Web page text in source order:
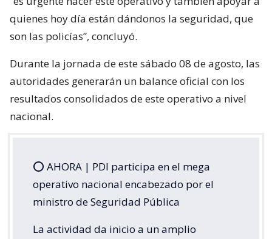
quienes hoy día están dándonos la seguridad, que
son las policías”, concluyó.
Durante la jornada de este sábado 08 de agosto, las
autoridades generarán un balance oficial con los
resultados consolidados de este operativo a nivel
nacional.
⭕️ AHORA | PDI participa en el mega
operativo nacional encabezado por el
ministro de Seguridad Pública
La actividad da inicio a un amplio